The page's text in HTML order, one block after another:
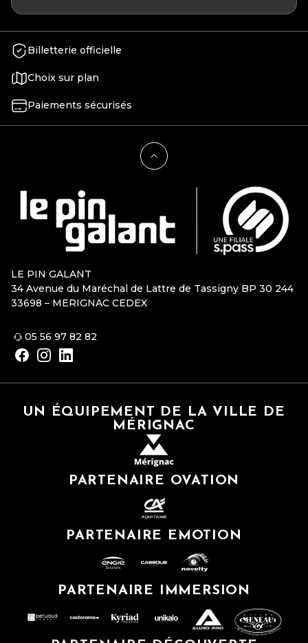
Billetterie officielle
Choix sur plan
Paiements sécurisés
LE PIN GALANT
34 Avenue du Maréchal de Lattre de Tassigny BP 30 244
33698 – MERIGNAC CEDEX
05 56 97 82 82
UN ÉQUIPEMENT DE LA VILLE DE
MÉRIGNAC
PARTENAIRE OVATION
PARTENAIRE EMOTION
PARTENAIRE IMMERSION